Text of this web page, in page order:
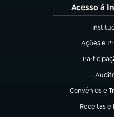
Acesso à
(abre
Ações e
(abre em
(abre em
(abre
Convênios e
(abre em nova
Receitas e
(abre em